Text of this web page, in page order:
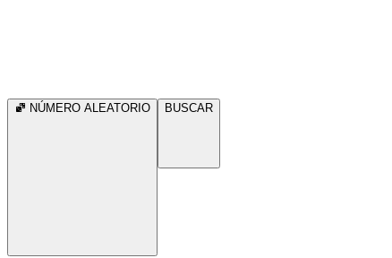
NÚMERO ALEATORIO BUSCAR